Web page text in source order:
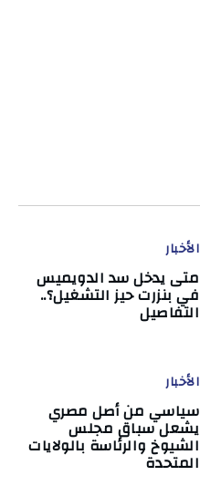
الأخبار
متى يدخل سد الدويميس
في بنزرت حيز التشغيل؟..
التفاصيل
الأخبار
سياسي من أصل مصري
يشعل سباق مجلس
الشيوخ والرئاسة بالولايات
المتحدة